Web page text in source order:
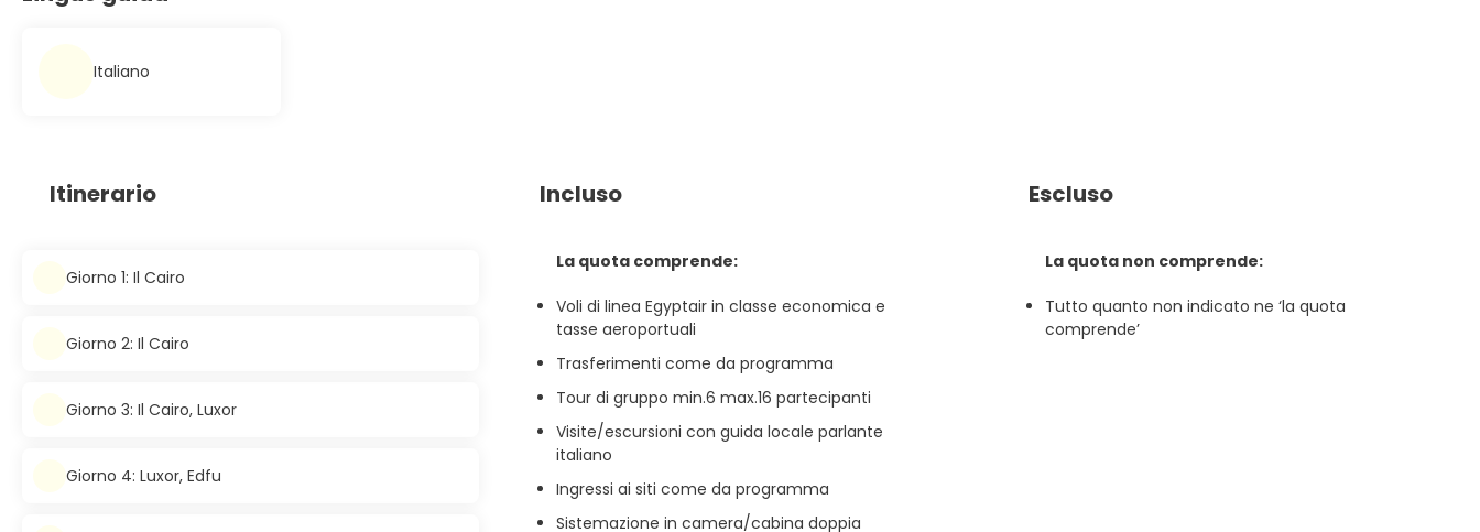
Italiano
Itinerario
Giorno 1: Il Cairo
Giorno 2: Il Cairo
Giorno 3: Il Cairo, Luxor
Giorno 4: Luxor, Edfu
Incluso
La quota comprende:
Voli di linea Egyptair in classe economica e
tasse aeroportuali
Trasferimenti come da programma
Tour di gruppo min.6 max.16 partecipanti
Visite/escursioni con guida locale parlante
italiano
Ingressi ai siti come da programma
Sistemazione in camera/cabina doppia
Escluso
La quota non comprende:
Tutto quanto non indicato ne ‘la quota
comprende’